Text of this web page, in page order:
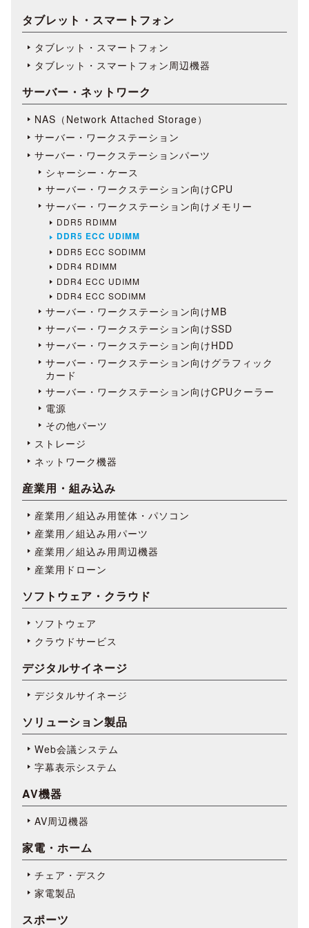
タブレット・スマートフォン
タブレット・スマートフォン
タブレット・スマートフォン周辺機器
サーバー・ネットワーク
NAS（Network Attached Storage）
サーバー・ワークステーション
サーバー・ワークステーションパーツ
シャーシー・ケース
サーバー・ワークステーション向けCPU
サーバー・ワークステーション向けメモリー
DDR5 RDIMM
DDR5 ECC UDIMM
DDR5 ECC SODIMM
DDR4 RDIMM
DDR4 ECC UDIMM
DDR4 ECC SODIMM
サーバー・ワークステーション向けMB
サーバー・ワークステーション向けSSD
サーバー・ワークステーション向けHDD
サーバー・ワークステーション向けグラフィック
カード
サーバー・ワークステーション向けCPUクーラー
電源
その他パーツ
ストレージ
ネットワーク機器
産業用・組み込み
産業用／組込み用筐体・パソコン
産業用／組込み用パーツ
産業用／組込み用周辺機器
産業用ドローン
ソフトウェア・クラウド
ソフトウェア
クラウドサービス
デジタルサイネージ
デジタルサイネージ
ソリューション製品
Web会議システム
字幕表⽰システム
AV機器
AV周辺機器
家電・ホーム
チェア・デスク
家電製品
スポーツ